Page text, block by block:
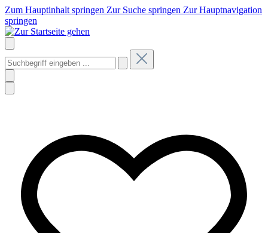
Zum Hauptinhalt springen Zur Suche springen Zur Hauptnavigation
springen